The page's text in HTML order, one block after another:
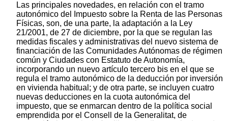
Las principales novedades, en relación con el tramo
autonómico del Impuesto sobre la Renta de las Personas
Físicas, son, de una parte, la adaptación a la Ley
21/2001, de 27 de diciembre, por la que se regulan las
medidas fiscales y administrativas del nuevo sistema de
financiación de las Comunidades Autónomas de régimen
común y Ciudades con Estatuto de Autonomía,
incorporando un nuevo artículo tercero bis en el que se
regula el tramo autonómico de la deducción por inversión
en vivienda habitual; y de otra parte, se incluyen cuatro
nuevas deducciones en la cuota autonómica del
impuesto, que se enmarcan dentro de la política social
emprendida por el Consell de la Generalitat, de